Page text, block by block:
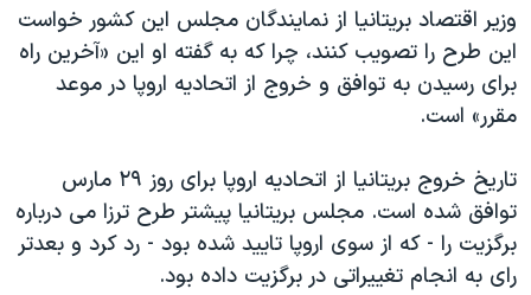
نرگس محمدی برنده جایزه نوبل صلح
همایش محافظه‌کاران آمریکا «سی‌پک»
صفحه‌های ویژه
وزیر اقتصاد بریتانیا از نمایندگان مجلس این کشور خواست
این طرح را تصویب کنند، چرا که به گفته او این «آخرین راه
برای رسیدن به توافق و خروج از اتحادیه اروپا در موعد
مقرر» است.
تاریخ خروج بریتانیا از اتحادیه اروپا برای روز ۲۹ مارس
توافق شده است. مجلس بریتانیا پیشتر طرح ترزا می درباره
برگزیت را - که از سوی اروپا تایید شده بود - رد کرد و بعدتر
رای به انجام تغییراتی در برگزیت داده بود.